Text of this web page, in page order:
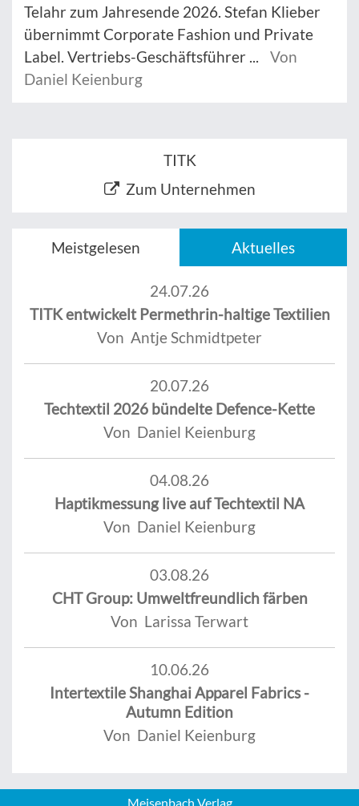
Telahr zum Jahresende 2026. Stefan Klieber
übernimmt Corporate Fashion und Private
Label. Vertriebs-Geschäftsführer ...
Von
Daniel Keienburg
TITK
Zum Unternehmen
Meistgelesen Aktuelles
24.07.26
TITK entwickelt Permethrin-haltige Textilien
Von Antje Schmidtpeter
20.07.26
Techtextil 2026 bündelte Defence-Kette
Von Daniel Keienburg
04.08.26
Haptikmessung live auf Techtextil NA
Von Daniel Keienburg
03.08.26
CHT Group: Umweltfreundlich färben
Von Larissa Terwart
10.06.26
Intertextile Shanghai Apparel Fabrics -
Autumn Edition
Von Daniel Keienburg
Meisenbach Verlag